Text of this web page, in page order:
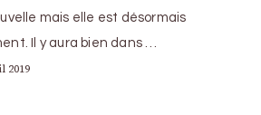
mais elle est désormais
Il y aura bien dans …
2019